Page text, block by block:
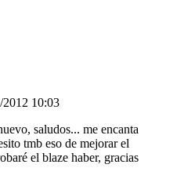
2012 10:03
saludos... me encanta
tmb eso de mejorar el
el blaze haber, gracias